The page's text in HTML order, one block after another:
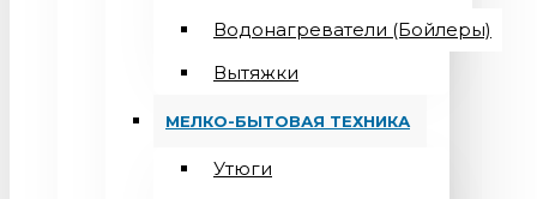
Водонагреватели (Бойлеры)
Вытяжки
МЕЛКО-БЫТОВАЯ ТЕХНИКА
Утюги